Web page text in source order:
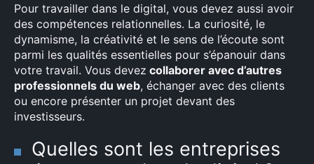
Pour travailler dans le digital, vous devez aussi avoir
des compétences relationnelles. La curiosité, le
dynamisme, la créativité et le sens de l’écoute sont
parmi les qualités essentielles pour s’épanouir dans
votre travail. Vous devez collaborer avec d’autres
professionnels du web, échanger avec des clients
ou encore présenter un projet devant des
investisseurs.
Quelles sont les entreprises